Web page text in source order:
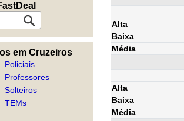
em Cruzeiros
Policiais
Professores
Solteiros
TEMs
Alta
Baixa
Média
Alta
Baixa
Média